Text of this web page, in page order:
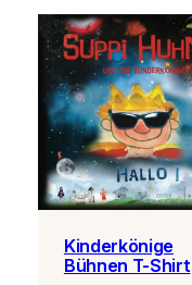
Kinderkönige
Bühnen T-Shirt